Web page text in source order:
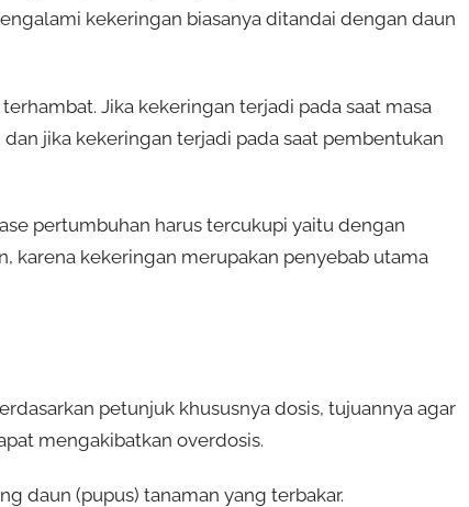
kekeringan biasanya ditandai dengan daun
Jika kekeringan terjadi pada saat masa
jika kekeringan terjadi pada saat pembentukan
pertumbuhan harus tercukupi yaitu dengan
karena kekeringan merupakan penyebab utama
petunjuk khususnya dosis, tujuannya agar
mengakibatkan overdosis.
daun (pupus) tanaman yang terbakar.